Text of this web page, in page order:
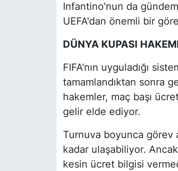
Infantino'nun da
UEFA'dan önemli bir
DÜNYA KUPASI
FIFA'nın uyguladığı
tamamlandıktan sonra
hakemler, maç başı
gelir elde ediyor.
Turnuva boyunca görev
kadar ulaşabiliyor.
kesin ücret bilgisi